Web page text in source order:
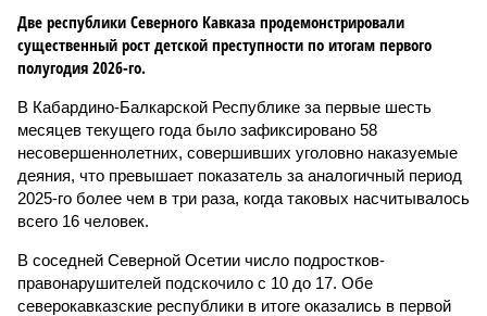
Две республики Северного Кавказа продемонстрировали
существенный рост детской преступности по итогам первого
полугодия 2026-го.
В Кабардино-Балкарской Республике за первые шесть
месяцев текущего года было зафиксировано 58
несовершеннолетних, совершивших уголовно наказуемые
деяния, что превышает показатель за аналогичный период
2025-го более чем в три раза, когда таковых насчитывалось
всего 16 человек.
В соседней Северной Осетии число подростков-
правонарушителей подскочило с 10 до 17. Обе
северокавказские республики в итоге оказались в первой